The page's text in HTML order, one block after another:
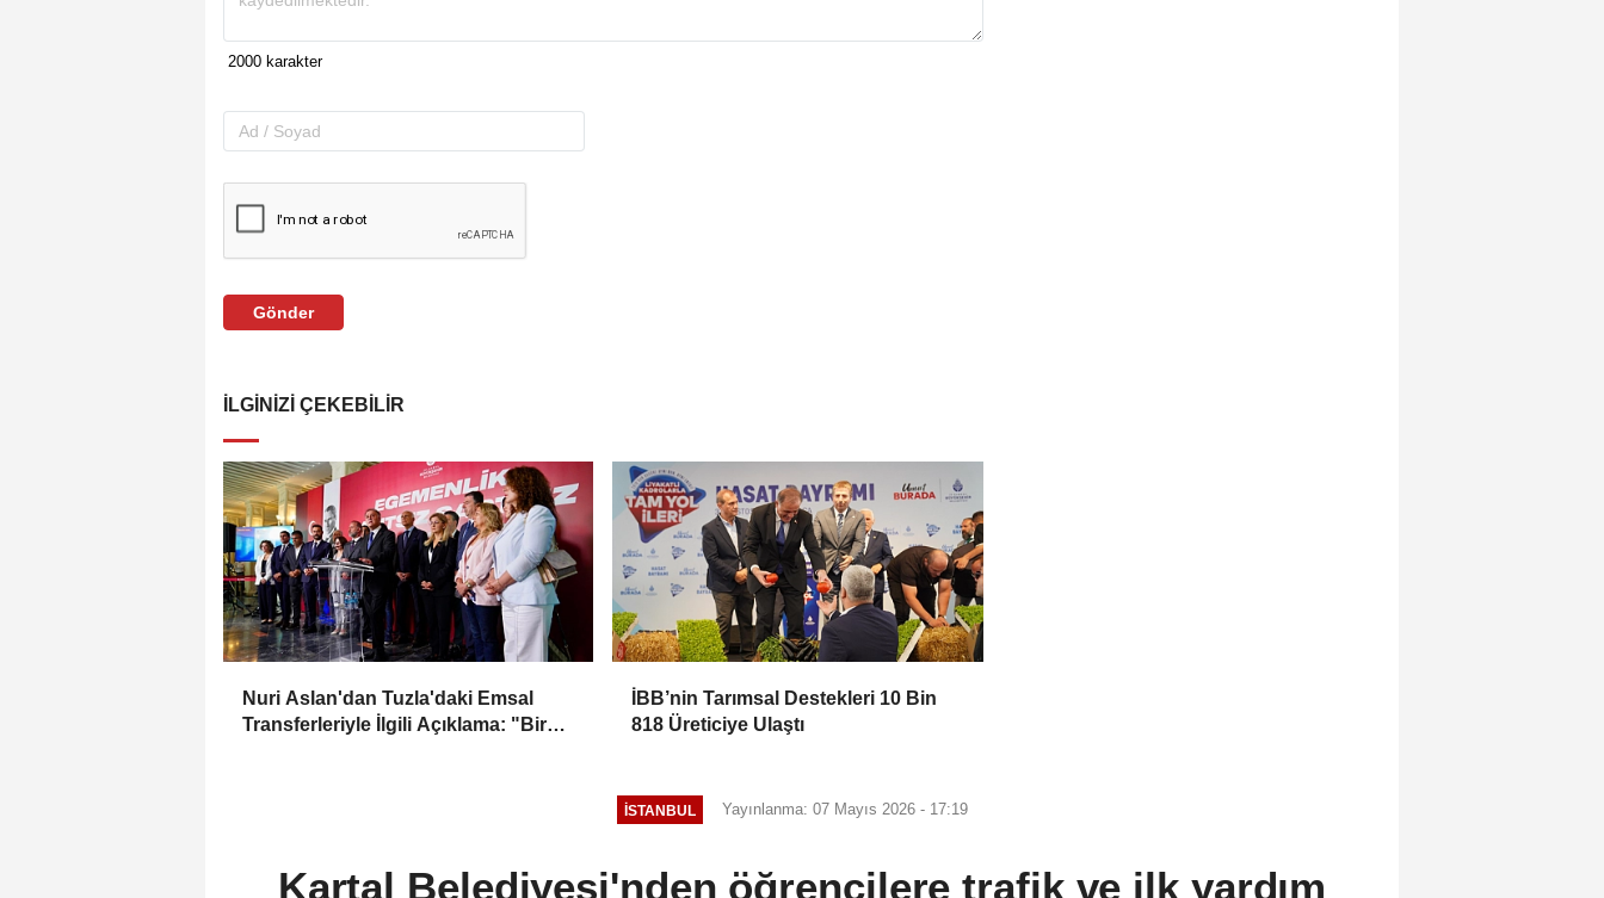
Gönder
İLGINIZI ÇEKEBILIR
Nuri Aslan'dan Tuzla'daki Emsal
Transferleriyle İlgili Açıklama: "Bir
İBB’nin Tarımsal Destekleri 10 Bin
818 Üreticiye Ulaştı
İSTANBUL Yayınlanma: 07 Mayıs 2026 - 17:19
Kartal Belediyesi'nden öğrencilere trafik ve ilk yardım